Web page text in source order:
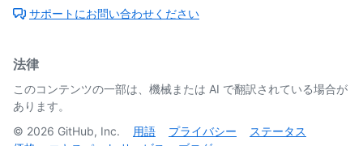
サポートにお問い合わせください
法律
このコンテンツの一部は、機械または AI で翻訳されている場合が
あります。
© 2026 GitHub, Inc. 用語 プライバシー
ステータス